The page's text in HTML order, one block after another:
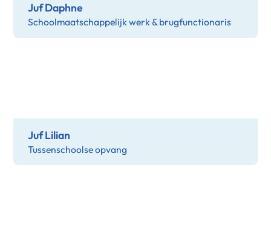
Juf Daphne
Schoolmaatschappelijk werk & brugfunctionaris
Juf Lilian
Tussenschoolse opvang